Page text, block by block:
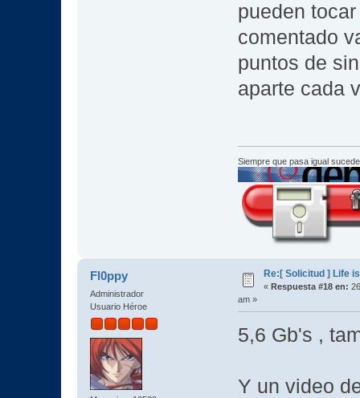
pueden
comentado
puntos de
aparte cada
Siempre que pasa igual
Fl0ppy
Administrador
Usuario Héroe
Re:[ Solicitud ] Life
« Respuesta #18 en:
am »
5,6 Gb's ,
Y un video